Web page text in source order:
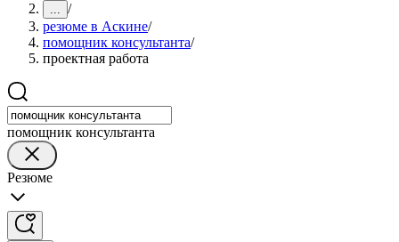
... /
резюме в Аскине/
помощник консультанта/
проектная работа
помощник консультанта
Резюме